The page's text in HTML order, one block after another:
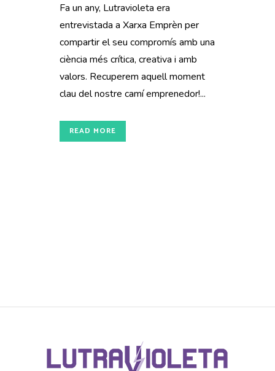
Fa un any, Lutravioleta era
entrevistada a Xarxa Emprèn per
compartir el seu compromís amb una
ciència més crítica, creativa i amb
valors. Recuperem aquell moment
clau del nostre camí emprenedor!...
READ MORE